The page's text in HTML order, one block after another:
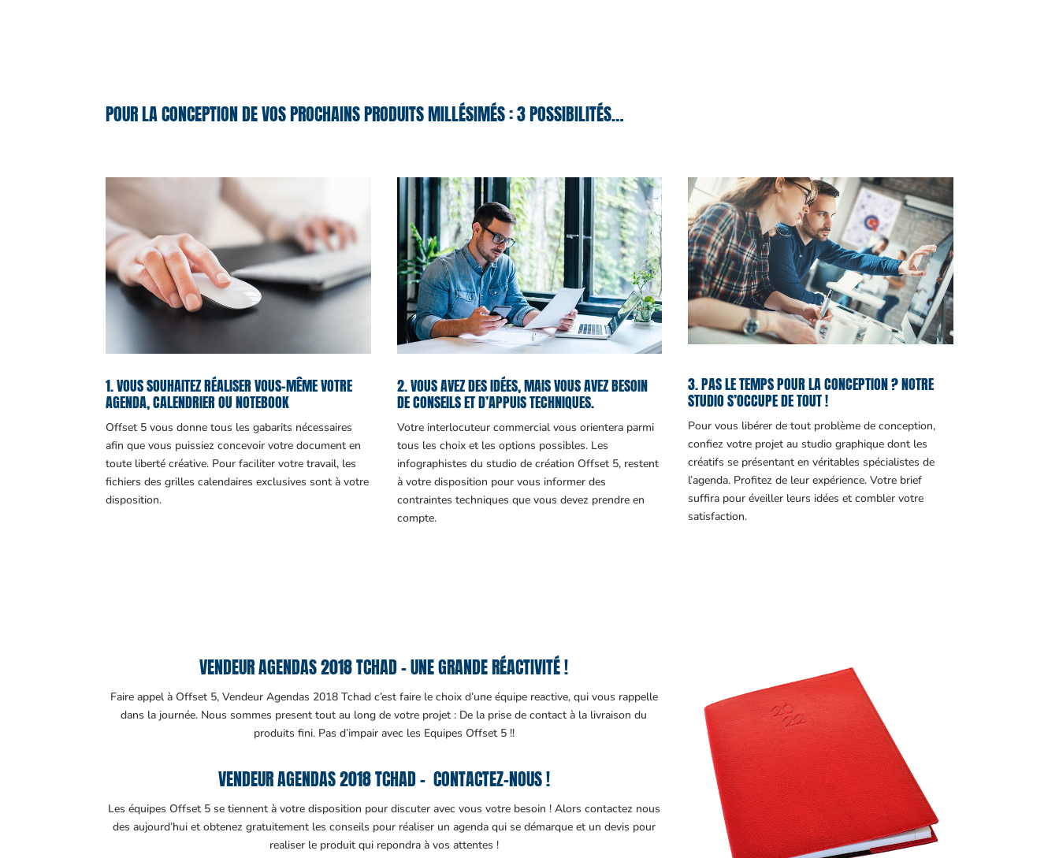
POUR LA CONCEPTION DE VOS PROCHAINS PRODUITS MILLÉSIMÉS : 3 POSSIBILITÉS…
1. VOUS SOUHAITEZ RÉALISER VOUS-MÊME VOTRE
AGENDA, CALENDRIER OU NOTEBOOK
Offset 5 vous donne tous les gabarits nécessaires
afin que vous puissiez concevoir votre document en
toute liberté créative. Pour faciliter votre travail, les
fichiers des grilles calendaires exclusives sont à votre
disposition.
2. VOUS AVEZ DES IDÉES, MAIS VOUS AVEZ BESOIN
DE CONSEILS ET D’APPUIS TECHNIQUES.
Votre interlocuteur commercial vous orientera parmi
tous les choix et les options possibles. Les
infographistes du studio de création Offset 5, restent
à votre disposition pour vous informer des
contraintes techniques que vous devez prendre en
compte.
3. PAS LE TEMPS POUR LA CONCEPTION ? NOTRE
STUDIO S’OCCUPE DE TOUT !
Pour vous libérer de tout problème de conception,
confiez votre projet au studio graphique dont les
créatifs se présentant en véritables spécialistes de
l’agenda. Profitez de leur expérience. Votre brief
suffira pour éveiller leurs idées et combler votre
satisfaction.
VENDEUR AGENDAS 2018 TCHAD – UNE GRANDE RÉACTIVITÉ !
Faire appel à Offset 5, Vendeur Agendas 2018 Tchad c’est faire le choix d’une équipe reactive, qui vous rappelle
dans la journée. Nous sommes present tout au long de votre projet : De la prise de contact à la livraison du
produits fini. Pas d’impair avec les Equipes Offset 5 !!
VENDEUR AGENDAS 2018 TCHAD – CONTACTEZ-NOUS !
Les équipes Offset 5 se tiennent à votre disposition pour discuter avec vous votre besoin ! Alors contactez nous
des aujourd’hui et obtenez gratuitement les conseils pour réaliser un agenda qui se démarque et un devis pour
realiser le produit qui repondra à vos attentes !